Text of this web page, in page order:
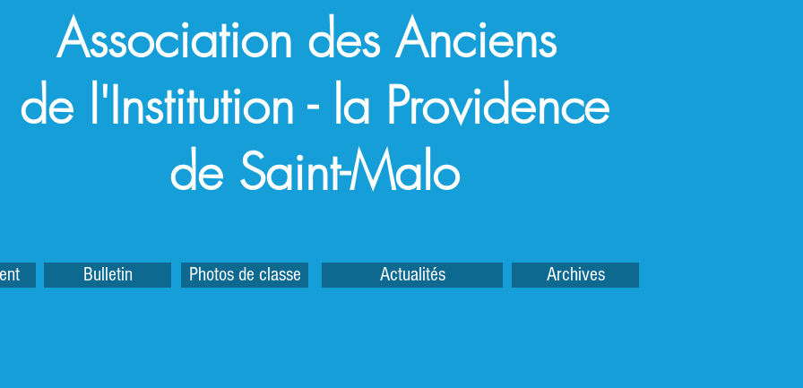
Association des Anciens
de l'Institution - la Providence
de Saint-Malo
Bulletin Photos de classe Actualités Archives